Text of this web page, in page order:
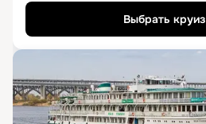
Выбрать круиз